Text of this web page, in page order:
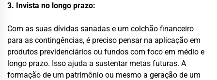
3. Invista no longo prazo:
Com as suas dívidas sanadas e um colchão financeiro
para as contingências, é preciso pensar na aplicação em
produtos previdenciários ou fundos com foco em médio e
longo prazo. Isso ajuda a sustentar metas futuras. A
formação de um patrimônio ou mesmo a geração de um